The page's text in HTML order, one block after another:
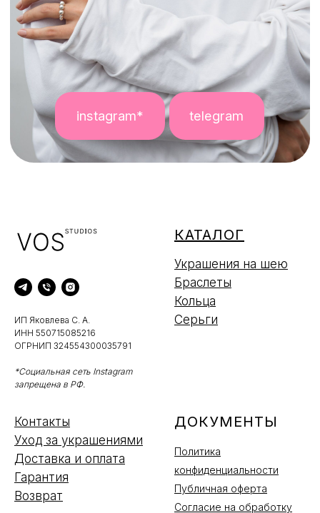
ИП Яковлева С. А.
ИНН 550715085216
ОГРНИП 324554300035791
*Социальная сеть Instagram
запрещена в РФ.
КАТАЛОГ
Украшения на шею
Браслеты
Кольца
Серьги
Контакты
Уход за украшениями
Доставка и оплата
Гарантия
Возврат
ДОКУМЕНТЫ
Политика
конфиденциальности
Публичная оферта
Согласие на обработку